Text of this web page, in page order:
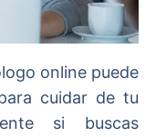
online puede
cuidar de tu
si buscas